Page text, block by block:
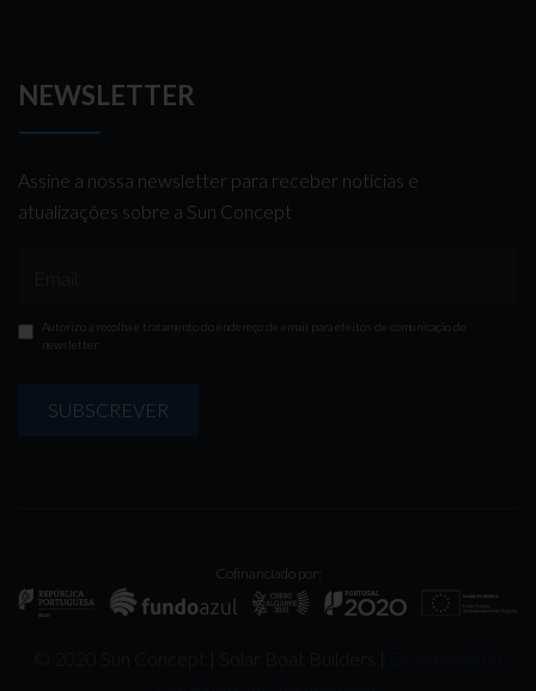
NEWSLETTER
Assine a nossa newsletter para receber notícias e
atualizações sobre a Sun Concept
Autorizo a recolha e tratamento do endereço de email para efeitos de comunicação de
newsletter
SUBSCREVER
Cofinanciado por: